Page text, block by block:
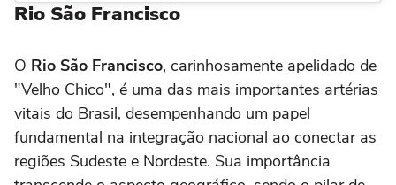
Rio São Francisco
O Rio São Francisco, carinhosamente apelidado de
"Velho Chico", é uma das mais importantes artérias
vitais do Brasil, desempenhando um papel
fundamental na integração nacional ao conectar as
regiões Sudeste e Nordeste. Sua importância